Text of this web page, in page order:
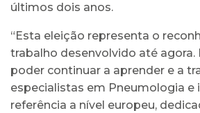
últimos dois anos.
“Esta eleição representa o
trabalho desenvolvido até agora.
poder continuar a aprender e a
especialistas em Pneumologia e
referência a nível europeu,